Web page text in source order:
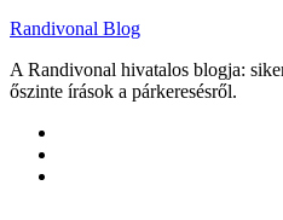
Randivonal Blog
A Randivonal hivatalos blogja:
őszinte írások a párkeresésről.